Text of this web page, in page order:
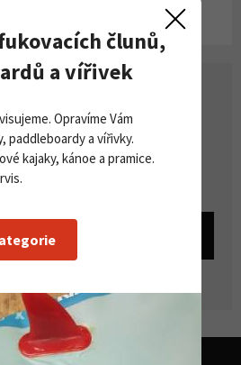
NOVINEK
a akcích na našem e-shopu.
člunů,
a vířivek
Opravíme Vám
paddleboardy a vířivky.
kajaky, kánoe a pramice.